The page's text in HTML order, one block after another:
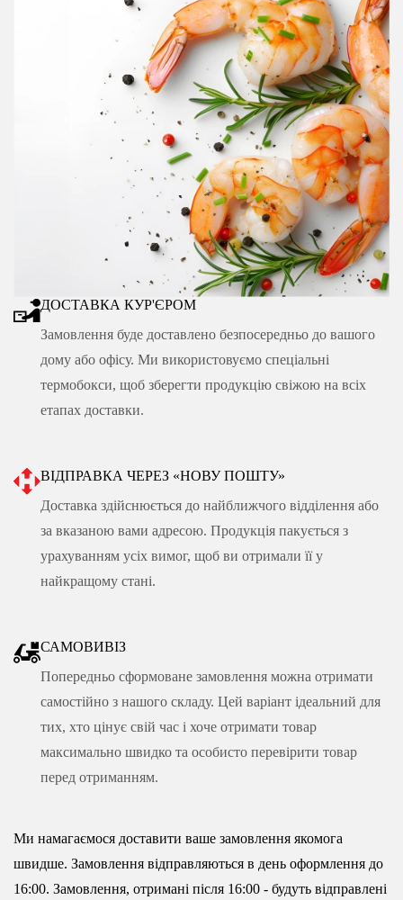
ДОСТАВКА КУР'ЄРОМ
Замовлення буде доставлено безпосередньо до вашого
дому або офісу. Ми використовуємо спеціальні
термобокси, щоб зберегти продукцію свіжою на всіх
етапах доставки.
ВІДПРАВКА ЧЕРЕЗ «НОВУ ПОШТУ»
Доставка здійснюється до найближчого відділення або
за вказаною вами адресою. Продукція пакується з
урахуванням усіх вимог, щоб ви отримали її у
найкращому стані.
САМОВИВІЗ
Попередньо сформоване замовлення можна отримати
самостійно з нашого складу. Цей варіант ідеальний для
тих, хто цінує свій час і хоче отримати товар
максимально швидко та особисто перевірити товар
перед отриманням.
Ми намагаємося доставити ваше замовлення якомога
швидше. Замовлення відправляються в день оформлення до
16:00. Замовлення, отримані після 16:00 - будуть відправлені